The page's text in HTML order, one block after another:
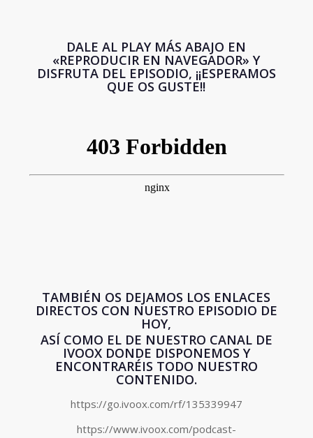
DALE AL PLAY MÁS ABAJO EN
«REPRODUCIR EN NAVEGADOR» Y
DISFRUTA DEL EPISODIO, ¡¡ESPERAMOS
QUE OS GUSTE!!
TAMBIÉN OS DEJAMOS LOS ENLACES
DIRECTOS CON NUESTRO EPISODIO DE
HOY,
ASÍ COMO EL DE NUESTRO CANAL DE
IVOOX DONDE DISPONEMOS Y
ENCONTRARÉIS TODO NUESTRO
CONTENIDO.
https://go.ivoox.com/rf/135339947
https://www.ivoox.com/podcast-